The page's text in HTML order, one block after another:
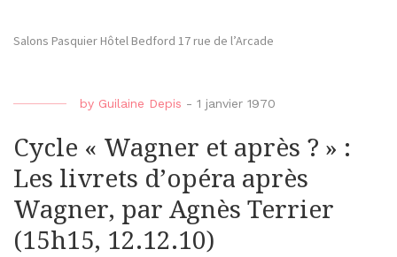
Salons Pasquier Hôtel Bedford 17 rue de l’Arcade
by Guilaine Depis - 1 janvier 1970
Cycle « Wagner et après ? » :
Les livrets d’opéra après
Wagner, par Agnès Terrier
(15h15, 12.12.10)